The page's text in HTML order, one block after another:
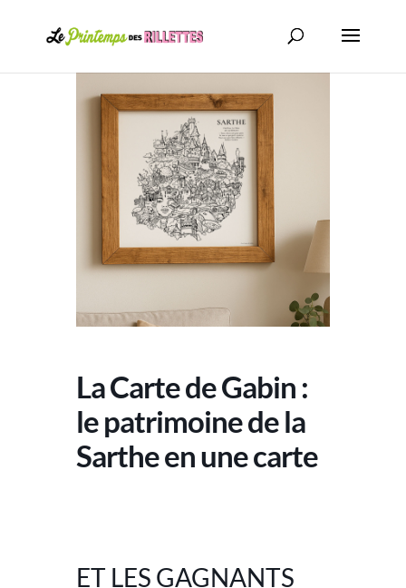
La Carte de Gabin :
le patrimoine de la
Sarthe en une carte
ET LES GAGNANTS